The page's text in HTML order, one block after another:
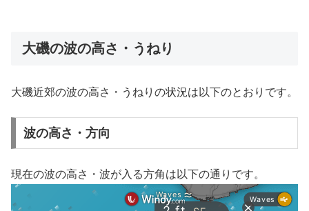
大磯の波の高さ・うねり
大磯近郊の波の高さ・うねりの状況は以下のとおりです。
波の高さ・方向
現在の波の高さ・波が入る方角は以下の通りです。